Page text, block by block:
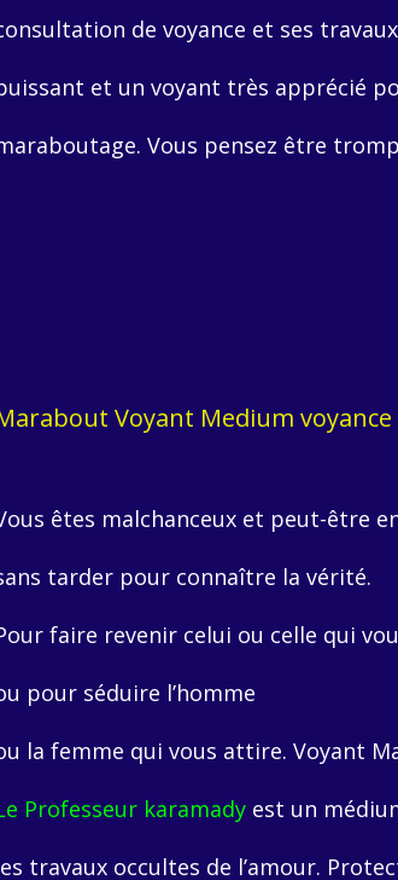
de voyance et ses
et un voyant très apprécié
Vous pensez être
Voyant Medium
êtes malchanceux et peut-être
tarder pour connaître la vérité.
faire revenir celui ou celle qui
pour séduire l’homme
la femme qui vous attire. Voyant
Professeur karamady est un
travaux occultes de l’amour.